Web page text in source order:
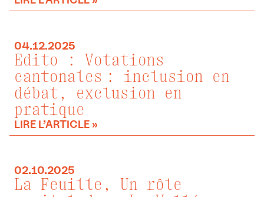
04.12.2025
Edito : Votations
cantonales : inclusion en
débat, exclusion en
pratique
LIRE L’ARTICLE »
02.10.2025
La Feuille, Un rôle